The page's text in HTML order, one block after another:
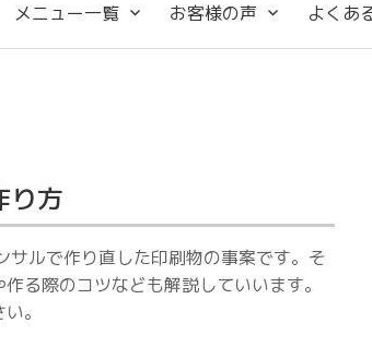
メニュー一覧 お客様の声 よくあ
り方
ルで作り直した印刷物の事案です。そ
る際のコツなども解説していいます。
。